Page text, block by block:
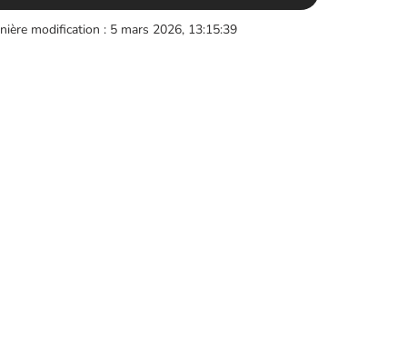
modification : 5 mars 2026, 13:15:39